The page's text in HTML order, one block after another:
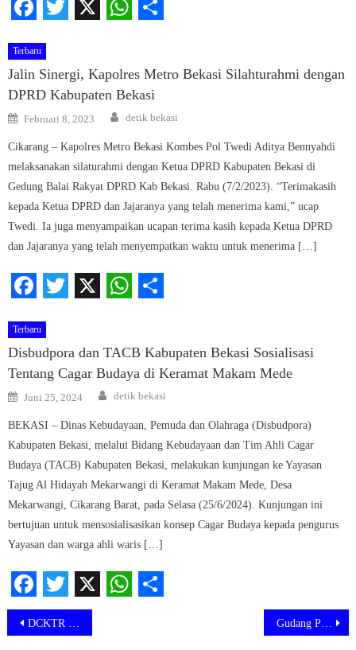
Terbaru
Jalin Sinergi, Kapolres Metro Bekasi Silahturahmi dengan
DPRD Kabupaten Bekasi
Posted
on
Februari 8, 2023 Author
detik bekasi
Cikarang – Kapolres Metro Bekasi Kombes Pol Twedi Aditya Bennyahdi
melaksanakan silaturahmi dengan Ketua DPRD Kabupaten Bekasi di
Gedung Balai Rakyat DPRD Kab Bekasi. Rabu (7/2/2023). “Terimakasih
kepada Ketua DPRD dan Jajaranya yang telah menerima kami,” ucap
Twedi. Ia juga menyampaikan ucapan terima kasih kepada Ketua DPRD
dan Jajaranya yang telah menyempatkan waktu untuk menerima […]
Terbaru
Disbudpora dan TACB Kabupaten Bekasi Sosialisasi
Tentang Cagar Budaya di Keramat Makam Mede
Posted
on
Juni 25, 2024 Author
detik bekasi
BEKASI – Dinas Kebudayaan, Pemuda dan Olahraga (Disbudpora)
Kabupaten Bekasi, melalui Bidang Kebudayaan dan Tim Ahli Cagar
Budaya (TACB) Kabupaten Bekasi, melakukan kunjungan ke Yayasan
Tajug Al Hidayah Mekarwangi di Keramat Makam Mede, Desa
Mekarwangi, Cikarang Barat, pada Selasa (25/6/2024). Kunjungan ini
bertujuan untuk mensosialisasikan konsep Cagar Budaya kepada pengurus
Yayasan dan warga ahli waris […]
Facebook
Twitter
X
Navigasi
pos
DCKTR Sigap Turun Tangan, Soal Alfa Mart di Kampung Garon Cabangbungin yang Diduga Tak Berizin Gudang Palet, Rumah dan Kontrakan Terbakar Saat di Tinggal Mudik